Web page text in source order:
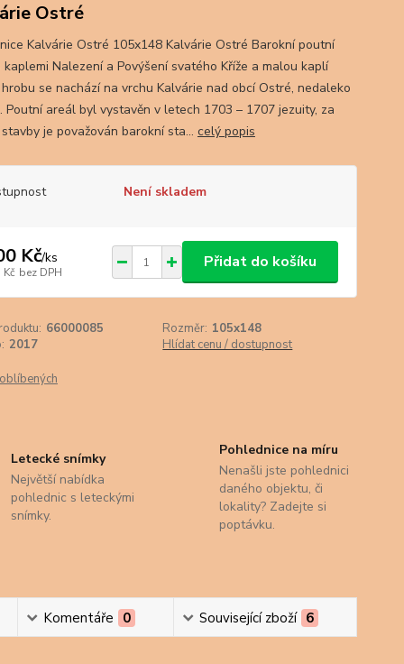
Ostré
Kalvárie Ostré 105x148 Kalvárie Ostré Barokní poutní
kaplemi Nalezení a Povýšení svatého Kříže a malou kaplí
se nachází na vrchu Kalvárie nad obcí Ostré, nedaleko
Poutní areál byl vystavěn v letech 1703 – 1707 jezuity, za
je považován barokní sta... celý popis
Není skladem
Kč/ks
Kč bez DPH
Přidat do košíku
66000085 Rozměr: 105x148
2017 Hlídat cenu / dostupnost
Letecké snímky
Největší nabídka
pohlednic s leteckými
snímky.
Pohlednice na míru
Nenašli jste pohlednici
daného objektu, či
lokality? Zadejte si
poptávku.
Komentáře 0 Související zboží 6